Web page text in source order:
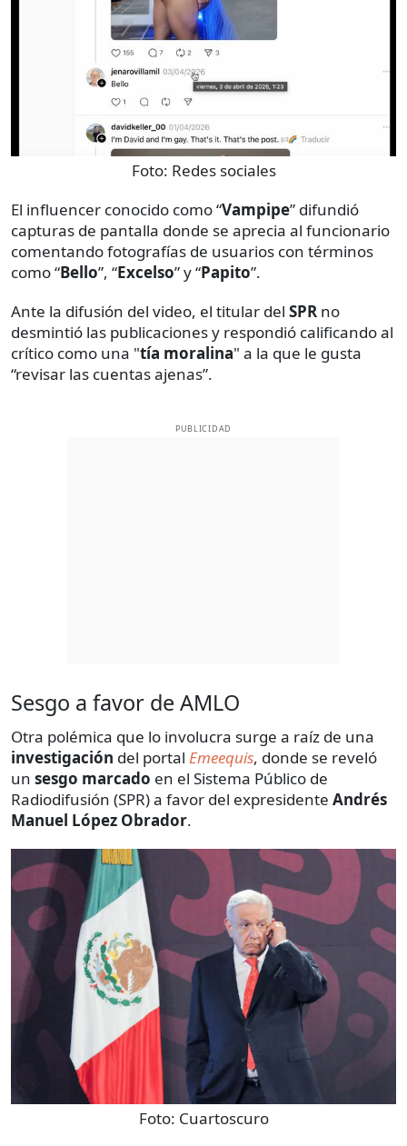
Foto: Redes sociales
El influencer conocido como “Vampipe” difundió
capturas de pantalla donde se aprecia al funcionario
comentando fotografías de usuarios con términos
como “Bello”, “Excelso” y “Papito”.
Ante la difusión del video, el titular del SPR no
desmintió las publicaciones y respondió calificando al
crítico como una "tía moralina" a la que le gusta
“revisar las cuentas ajenas”.
PUBLICIDAD
Sesgo a favor de AMLO
Otra polémica que lo involucra surge a raíz de una
investigación del portal Emeequis, donde se reveló
un sesgo marcado en el Sistema Público de
Radiodifusión (SPR) a favor del expresidente Andrés
Manuel López Obrador.
Foto: Cuartoscuro